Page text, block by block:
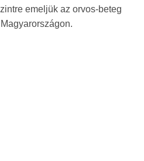
emeljük az orvos-beteg